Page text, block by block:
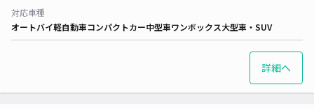
対応車種
オートバイ軽自動車コンパクトカー中型車ワンボックス大型車・SUV
詳細へ